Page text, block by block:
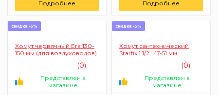
Подробнее Подробнее
скидка -5%
Хомут червячный Era 130-
150 мм (для воздуховодов)
(0)
Представлен в
магазине
скидка -5%
Хомут сантехнический
Starfix 1 1/2" 47-51 мм
(0)
Представлен в
магазине